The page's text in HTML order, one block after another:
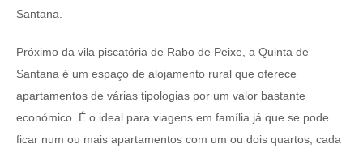
Santana.
Próximo da vila piscatória de Rabo de Peixe, a Quinta de
Santana é um espaço de alojamento rural que oferece
apartamentos de várias tipologias por um valor bastante
económico. É o ideal para viagens em família já que se pode
ficar num ou mais apartamentos com um ou dois quartos, cada